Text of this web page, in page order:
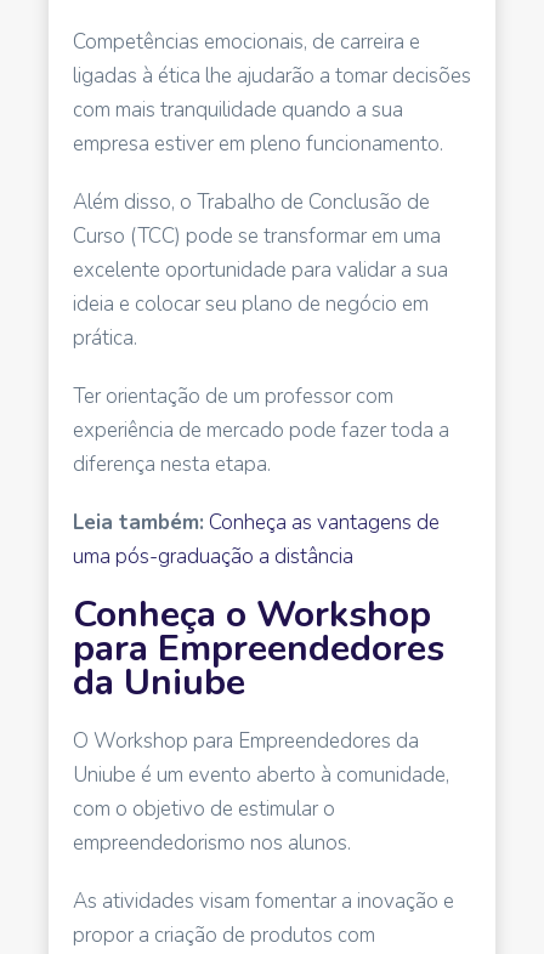
Competências emocionais, de carreira e
ligadas à ética lhe ajudarão a tomar decisões
com mais tranquilidade quando a sua
empresa estiver em pleno funcionamento.
Além disso, o Trabalho de Conclusão de
Curso (TCC) pode se transformar em uma
excelente oportunidade para validar a sua
ideia e colocar seu plano de negócio em
prática.
Ter orientação de um professor com
experiência de mercado pode fazer toda a
diferença nesta etapa.
Leia também: Conheça as vantagens de
uma pós-graduação a distância
Conheça o Workshop
para Empreendedores
da Uniube
O Workshop para Empreendedores da
Uniube é um evento aberto à comunidade,
com o objetivo de estimular o
empreendedorismo nos alunos.
As atividades visam fomentar a inovação e
propor a criação de produtos com